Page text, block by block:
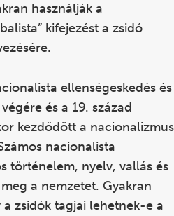
használják a
kifejezést a zsidó
ellenségeskedés és
és a 19. század
kezdődött a nacionalizmus
nacionalista
történelem, nyelv, vallás és
a nemzetet. Gyakran
zsidók tagjai lehetnek-e a